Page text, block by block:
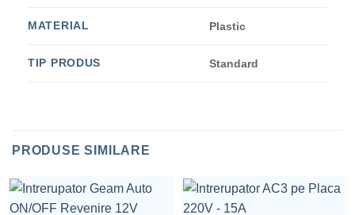
MATERIAL Plastic
TIP PRODUS Standard
PRODUSE SIMILARE